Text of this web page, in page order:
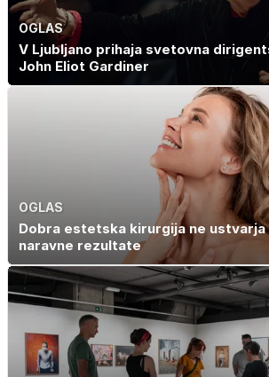
OGLAS
V Ljubljano prihaja svetovna
John Eliot Gardiner
OGLAS
Dobra estetska kirurgija ne
naravne rezultate